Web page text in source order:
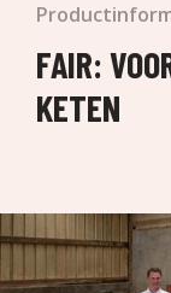
FAIR:
KETEN